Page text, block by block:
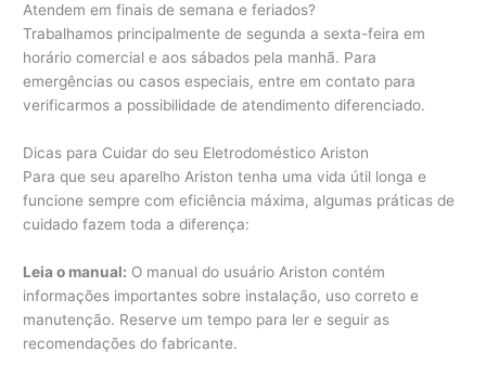
Atendem em finais de semana e feriados?
Trabalhamos principalmente de segunda a sexta-feira em
horário comercial e aos sábados pela manhã. Para
emergências ou casos especiais, entre em contato para
verificarmos a possibilidade de atendimento diferenciado.
Dicas para Cuidar do seu Eletrodoméstico Ariston
Para que seu aparelho Ariston tenha uma vida útil longa e
funcione sempre com eficiência máxima, algumas práticas de
cuidado fazem toda a diferença:
Leia o manual: O manual do usuário Ariston contém
informações importantes sobre instalação, uso correto e
manutenção. Reserve um tempo para ler e seguir as
recomendações do fabricante.